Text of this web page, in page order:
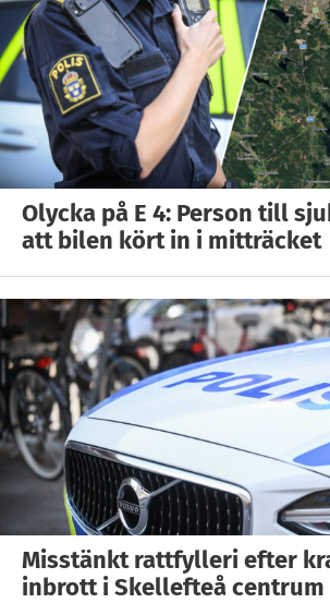
Olycka på E 4: Person till
att bilen kört in i mitträcket
Misstänkt rattfylleri efter
inbrott i Skellefteå centrum